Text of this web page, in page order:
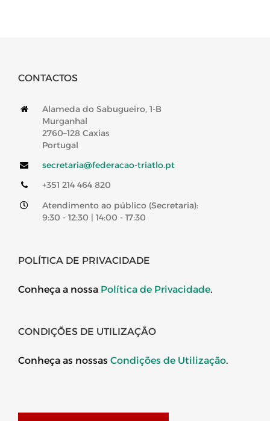
CONTACTOS
Alameda do Sabugueiro, 1-B
Murganhal
2760–128 Caxias
Portugal
secretaria@federacao-triatlo.pt
+351 214 464 820
Atendimento ao público (Secretaria):
9:30 - 12:30 | 14:00 - 17:30
POLÍTICA DE PRIVACIDADE
Conheça a nossa Política de Privacidade.
CONDIÇÕES DE UTILIZAÇÃO
Conheça as nossas Condições de Utilização.